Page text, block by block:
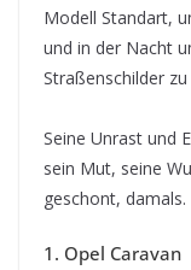
Modell Standart,
und in der Nacht
Straßenschilder
Seine Unrast und
sein Mut, seine
geschont,
1. Opel Caravan